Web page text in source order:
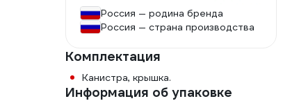
Россия — родина бренда
Россия — страна производства
Комплектация
Канистра, крышка.
Информация об упаковке